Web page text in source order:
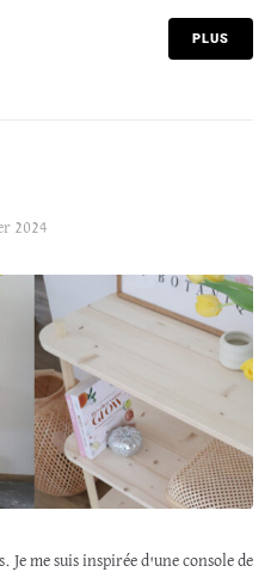
PLUS
2024
Je me suis inspirée d'une console de